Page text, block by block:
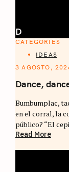
D
CATEGORIES
IDEAS
3 AGOSTO,
Dance,
Bumbumplac,
en el corral, la
público? “El
Read More